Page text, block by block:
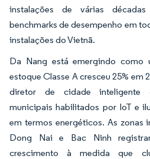
instalações de várias
benchmarks de desempenho em
instalações do Vietnã.
Da Nang está emergindo
estoque Classe A cresceu 25% em
diretor de cidade inteligente
municipais habilitados por IoT e
em termos energéticos. As zonas
Dong Nai e Bac Ninh
crescimento à medida que